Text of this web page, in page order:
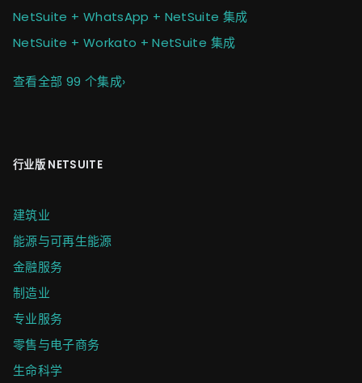
NetSuite + WhatsApp + NetSuite 集成
NetSuite + Workato + NetSuite 集成
查看全部 99 个集成›
行业版 NETSUITE
建筑业
能源与可再生能源
金融服务
制造业
专业服务
零售与电子商务
生命科学